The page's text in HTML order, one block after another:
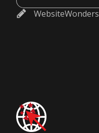
WebsiteWonders